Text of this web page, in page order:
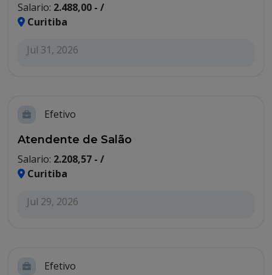
Salario: 2.488,00 - /
Curitiba
Jul 31, 2026
Efetivo
Atendente de Salão
Salario: 2.208,57 - /
Curitiba
Jul 29, 2026
Efetivo